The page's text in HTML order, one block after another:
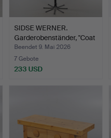
SIDSE WERNER.
Garderobenständer, "Coat
tre…
Beendet 9. Mai 2026
7 Gebote
233 USD